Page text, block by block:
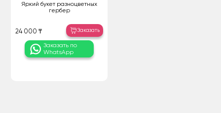
Яркий букет разноцветных
гербер
24 000 ₸ Заказать
Заказать по
WhatsApp